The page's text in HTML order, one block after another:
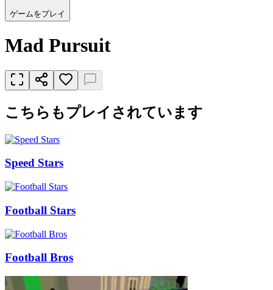
ゲームをプレイ
Mad Pursuit
こちらもプレイされています
Speed Stars
Football Stars
Football Bros